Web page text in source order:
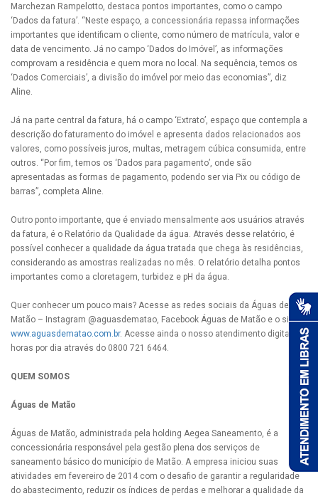
Marchezan Rampelotto, destaca pontos importantes, como o campo
‘Dados da fatura’. “Neste espaço, a concessionária repassa informações
importantes que identificam o cliente, como número de matrícula, valor e
data de vencimento. Já no campo ‘Dados do Imóvel’, as informações
comprovam a residência e quem mora no local. Na sequência, temos os
‘Dados Comerciais’, a divisão do imóvel por meio das economias”, diz
Aline.
Já na parte central da fatura, há o campo ‘Extrato’, espaço que contempla a
descrição do faturamento do imóvel e apresenta dados relacionados aos
valores, como possíveis juros, multas, metragem cúbica consumida, entre
outros. “Por fim, temos os ‘Dados para pagamento’, onde são
apresentadas as formas de pagamento, podendo ser via Pix ou código de
barras”, completa Aline.
Outro ponto importante, que é enviado mensalmente aos usuários através
da fatura, é o Relatório da Qualidade da água. Através desse relatório, é
possível conhecer a qualidade da água tratada que chega às residências,
considerando as amostras realizadas no mês. O relatório detalha pontos
importantes como a cloretagem, turbidez e pH da água.
Quer conhecer um pouco mais? Acesse as redes sociais da Águas de
Matão – Instagram @aguasdematao, Facebook Águas de Matão e o site
www.aguasdematao.com.br. Acesse ainda o nosso atendimento digital 24
horas por dia através do 0800 721 6464.
QUEM SOMOS
Águas de Matão
Águas de Matão, administrada pela holding Aegea Saneamento, é a
concessionária responsável pela gestão plena dos serviços de
saneamento básico do município de Matão. A empresa iniciou suas
atividades em fevereiro de 2014 com o desafio de garantir a regularidade
do abastecimento, reduzir os índices de perdas e melhorar a qualidade da